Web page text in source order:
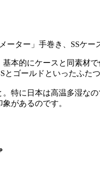
ター」手巻き、SSケー
本的にケースと同素材
とゴールドといったふた
特に日本は高温多湿な
があるのです。